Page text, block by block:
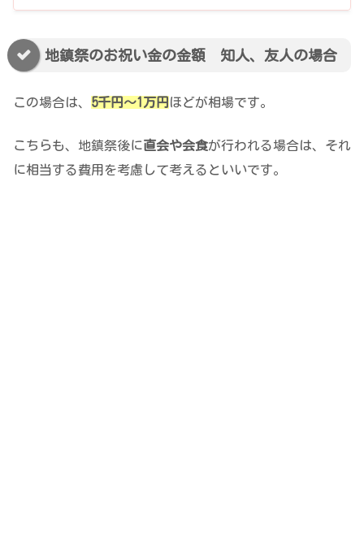
地鎮祭のお祝い金の金額 知人、友人の場合
この場合は、 5千円〜1万円 ほどが相場です。
こちらも、地鎮祭後に直会や会食が行われる場合は、それ
に相当する費用を考慮して考えるといいです。